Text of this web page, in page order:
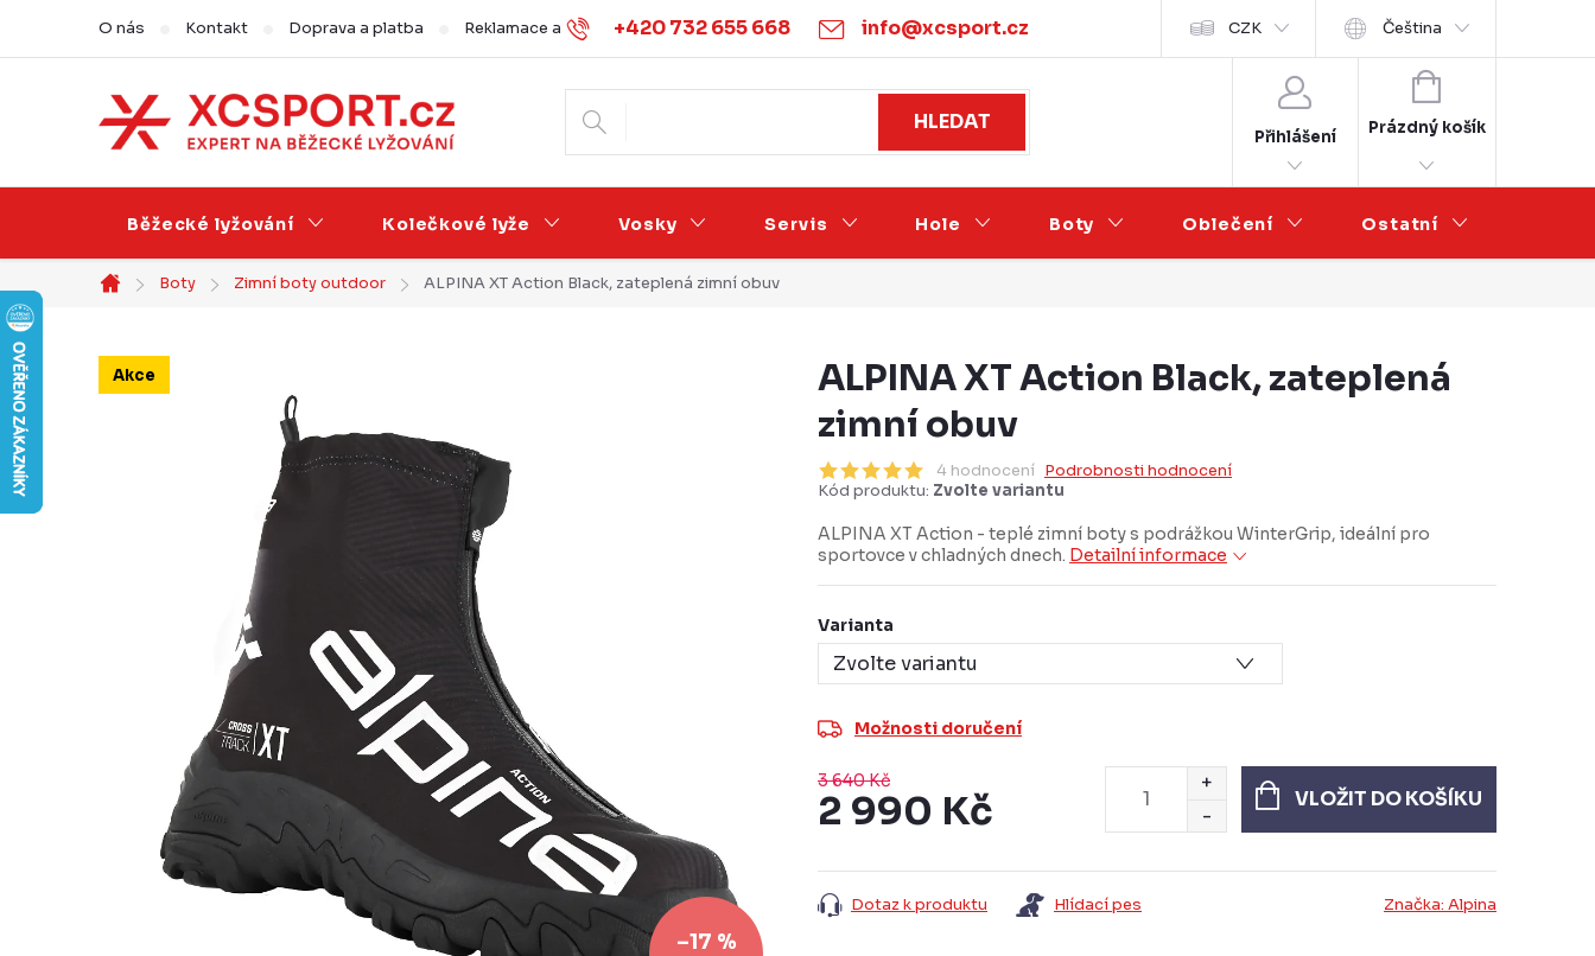
obsah
+420 732 655 668 info@xcsport.cz
O nás Kontakt Doprava a platba Reklamace a vrácení Obchodní podmínky Ochrana osobních údajů Velkoobchod CZK Čeština
HLEDAT
Přihlášení
NÁKUPNÍ
KOŠÍK
Prázdný košík
Běžecké lyžování Kolečkové lyže Vosky Servis Hole Boty Oblečení Ostatní
Domů
Boty Zimní boty outdoor ALPINA XT Action Black, zateplená zimní obuv
Akce
–17 %
ALPINA XT Action Black, zateplená
zimní obuv
4 hodnocení Podrobnosti hodnocení
Kód produktu: Zvolte variantu
ALPINA XT Action - teplé zimní boty s podrážkou WinterGrip, ideální pro
sportovce v chladných dnech. Detailní informace
Varianta
Možnosti doručení
3 640 Kč
2 990 Kč VLOŽIT DO KOŠÍKU
Dotaz k produktu Hlídací pes Značka: Alpina